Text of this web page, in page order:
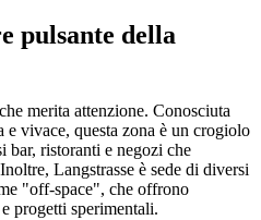
pulsante della
merita attenzione. Conosciuta
e vivace, questa zona è un crogiolo
bar, ristoranti e negozi che
Langstrasse è sede di diversi
"off-space", che offrono
progetti sperimentali.